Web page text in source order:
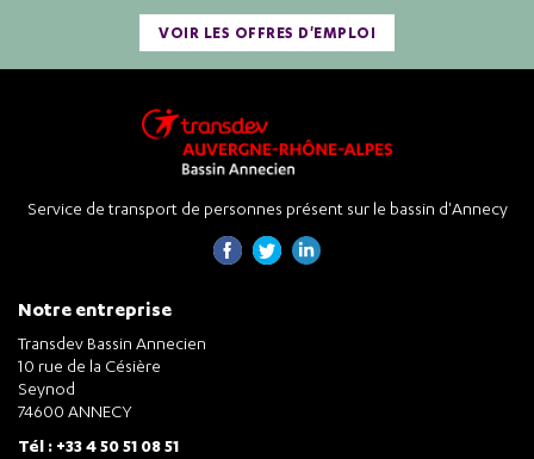
VOIR LES OFFRES D'EMPLOI
Service de transport de personnes présent sur le bassin d'Annecy
Notre entreprise
Transdev Bassin Annecien
10 rue de la Césière
Seynod
74600 ANNECY
Tél : +33 4 50 51 08 51